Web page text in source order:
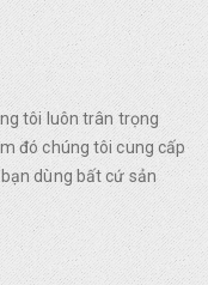
tôi luôn trân trọng
đó chúng tôi cung cấp
dùng bất cứ sản